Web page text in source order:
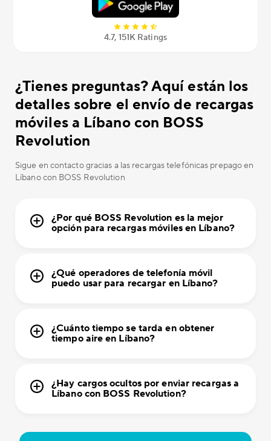
4.7, 151K Ratings
¿Tienes preguntas? Aquí están los
detalles sobre el envío de recargas
móviles a Líbano con BOSS
Revolution
Sigue en contacto gracias a las recargas telefónicas prepago en
Líbano con BOSS Revolution
¿Por qué BOSS Revolution es la mejor
opción para recargas móviles en Líbano?
¿Qué operadores de telefonía móvil
puedo usar para recargar en Líbano?
¿Cuánto tiempo se tarda en obtener
tiempo aire en Líbano?
¿Hay cargos ocultos por enviar recargas a
Líbano con BOSS Revolution?